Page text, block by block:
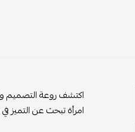
اكتشف روعة التصميم
امرأة تبحث عن التميز